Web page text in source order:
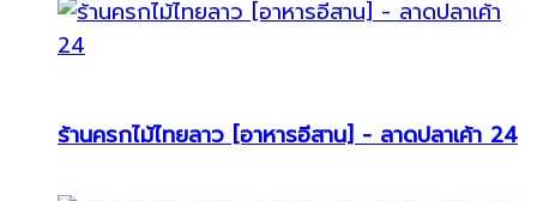
ร้านครกไม้ไทยลาว [อาหารอีสาน] - ลาดปลาเค้า 24